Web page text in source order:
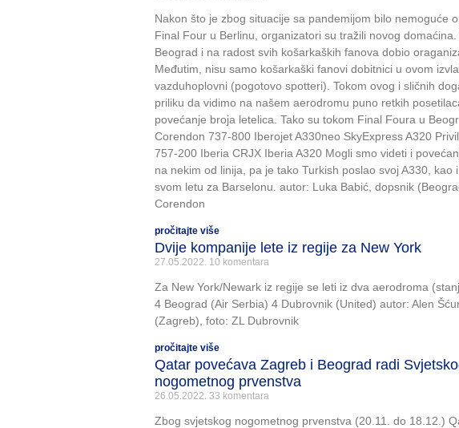
Nakon što je zbog situacije sa pandemijom bilo nemoguće
Final Four u Berlinu, organizatori su tražili novog domaćina.
Beograd i na radost svih košarkaških fanova dobio
Međutim, nisu samo košarkaški fanovi dobitnici u ovom
vazduhoplovni (pogotovo spotteri). Tokom ovog i sličnih
priliku da vidimo na našem aerodromu puno retkih
povećanje broja letelica. Tako su tokom Final Foura u
Corendon 737-800 Iberojet A330neo SkyExpress A320
757-200 Iberia CRJX Iberia A320 Mogli smo videti i
na nekim od linija, pa je tako Turkish poslao svoj A330, kao
svom letu za Barselonu. autor: Luka Babić, dopsnik
Corendon
pročitajte više
Dvije kompanije lete iz regije za New York
27.05.2022. 10 komentara
Za New York/Newark iz regije se leti iz dva aerodroma
4 Beograd (Air Serbia) 4 Dubrovnik (United) autor: Alen
(Zagreb), foto: ZL Dubrovnik
pročitajte više
Qatar povećava Zagreb i Beograd radi
nogometnog prvenstva
26.05.2022. 33 komentara
Zbog svjetskog nogometnog prvenstva (20.11. do 18.12.)